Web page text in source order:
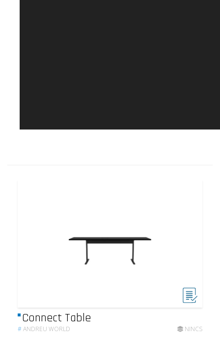
Connect Table
#ANDREU WORLD NINCS